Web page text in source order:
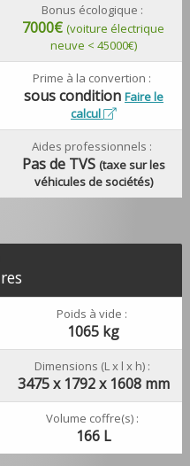
Bonus écologique :
7000€(voiture électrique
neuve < 45000€)
Prime à la convertion :
sous condition Faire le
calcul
Aides professionnels :
Pas de TVS (taxe sur les
véhicules de sociétés)
Poids à vide :
1065 kg
Dimensions (L x l x h) :
3475 x 1792 x 1608 mm
Volume coffre(s) :
166 L